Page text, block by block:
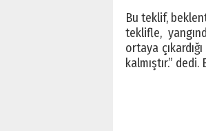
Bu teklif,
teklifle,
ortaya
kalmıştır.”